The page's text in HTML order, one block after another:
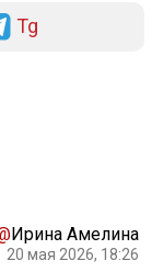
Tg
Ирина Амелина
20 мая 2026, 18:26